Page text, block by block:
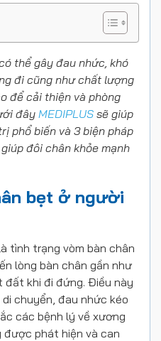
thể gây đau nhức, khó
đi cũng như chất lượng
để cải thiện và phòng
đây MEDIPLUS sẽ giúp
phổ biến và 3 biện pháp
đôi chân khỏe mạnh
bẹt ở người
tình trạng vòm bàn chân
lòng bàn chân gần như
đất khi đi đứng. Điều này
chuyển, đau nhức kéo
các bệnh lý về xương
được phát hiện và can